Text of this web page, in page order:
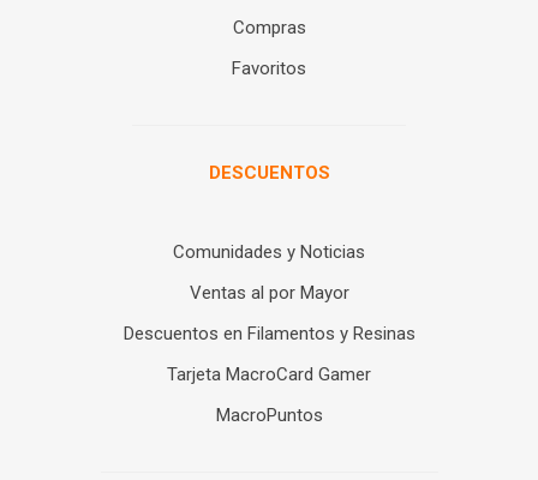
Compras
Favoritos
DESCUENTOS
Comunidades y Noticias
Ventas al por Mayor
Descuentos en Filamentos y Resinas
Tarjeta MacroCard Gamer
MacroPuntos